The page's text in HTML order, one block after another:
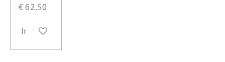
€ 62,50
In winkelwagen